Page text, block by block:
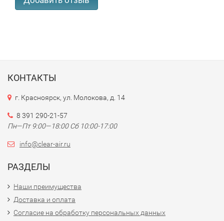
КОНТАКТЫ
г. Красноярск, ул. Молокова, д. 14
8 391 290-21-57
Пн—Пт 9:00—18:00 Сб 10:00-17:00
info@clear-air.ru
РАЗДЕЛЫ
Наши преимущества
Доставка и оплата
Согласие на обработку персональных данных